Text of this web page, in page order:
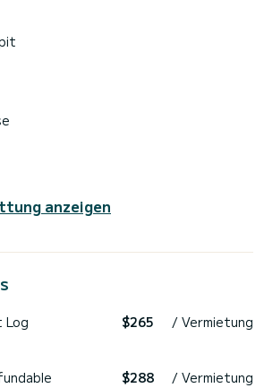
anzeigen
Log $265 / Vermietung
$288 / Vermietung